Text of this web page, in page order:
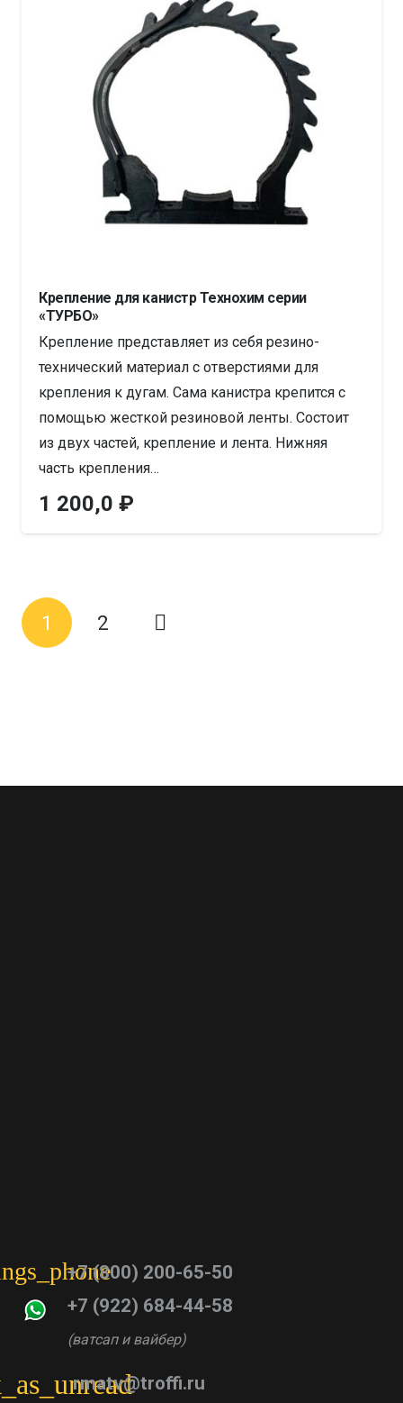
Крепление для канистр Технохим серии
«ТУРБО»
Крепление представляет из себя резино-
технический материал с отверстиями для
крепления к дугам. Сама канистра крепится с
помощью жесткой резиновой ленты. Состоит
из двух частей, крепление и лента. Нижняя
часть крепления…
1 200,0₽
1 2
+7 (800) 200-65-50
+7 (922) 684-44-58
(ватсап и вайбер)
rmatv@troffi.ru